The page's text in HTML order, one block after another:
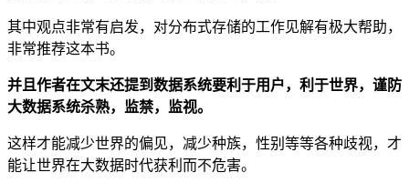
其中观点非常有启发，对分布式存储的工作见解有极大帮助，
非常推荐这本书。
并且作者在文末还提到数据系统要利于用户，利于世界，谨防
大数据系统杀熟，监禁，监视。
这样才能减少世界的偏见，减少种族，性别等等各种歧视，才
能让世界在大数据时代获利而不危害。